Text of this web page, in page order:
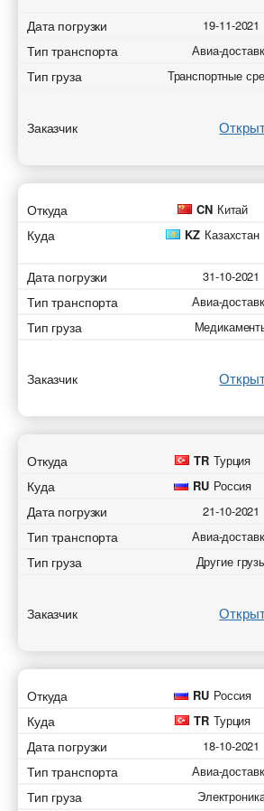
Дата погрузки 19-11-2021
Тип транспорта Авиа-
Тип груза Транспортные
Заказчик
Откуда CN Китай
Куда KZ Казахстан
Дата погрузки 31-10-2021
Тип транспорта Авиа-
Тип груза
Заказчик
Откуда TR Турция
Куда RU Россия
Дата погрузки 21-10-2021
Тип транспорта Авиа-
Тип груза Другие
Заказчик
Откуда RU Россия
Куда TR Турция
Дата погрузки 18-10-2021
Тип транспорта Авиа-
Тип груза